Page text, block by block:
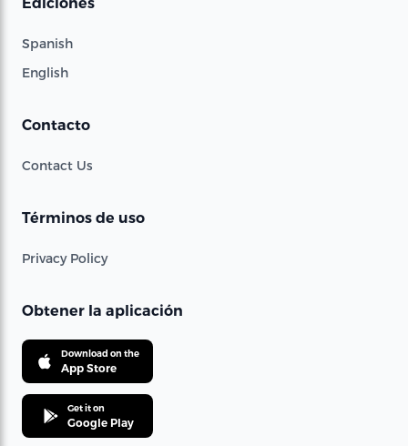
Spanish
English
Contacto
Contact Us
Términos de uso
Privacy Policy
Obtener la aplicación
Download on the
App Store
Get it on
Google Play